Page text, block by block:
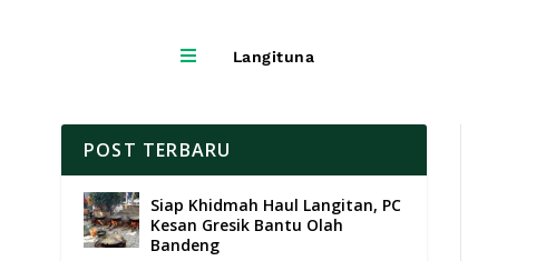
 Langituna
POST TERBARU
Siap Khidmah Haul Langitan, PC
Kesan Gresik Bantu Olah
Bandeng